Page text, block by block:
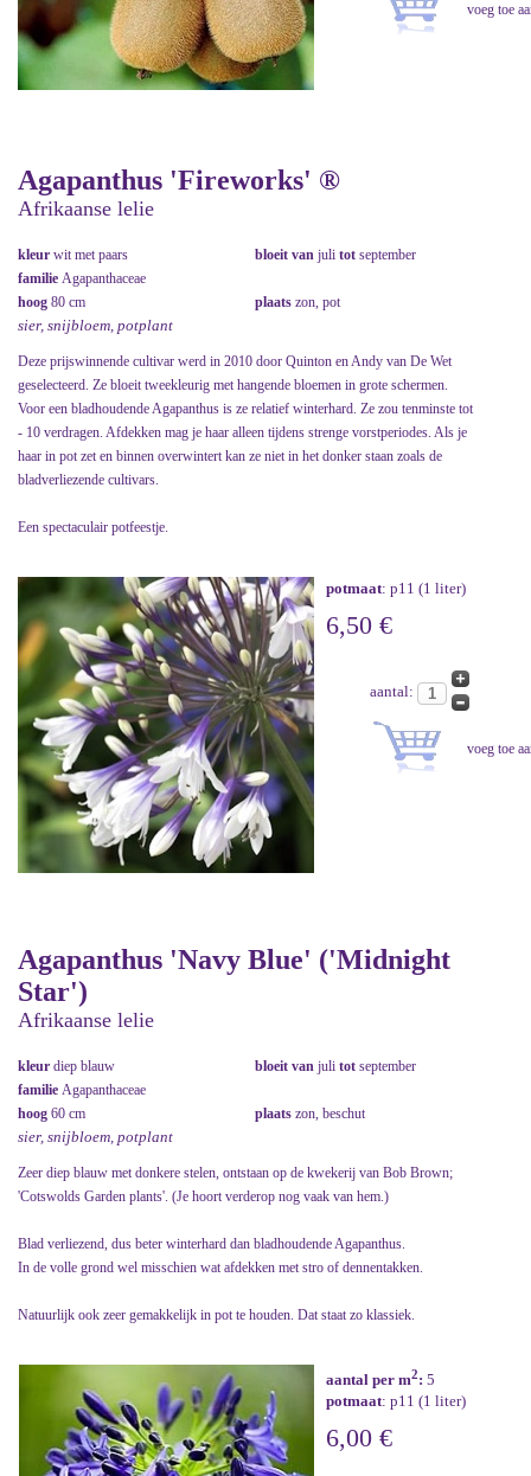
Agapanthus 'Fireworks' ®
Afrikaanse lelie
kleur wit met paars bloeit van juli tot september
familie Agapanthaceae
hoog 80 cm plaats zon, pot
sier, snijbloem, potplant
Deze prijswinnende cultivar werd in 2010 door Quinton en Andy van De Wet
geselecteerd. Ze bloeit tweekleurig met hangende bloemen in grote schermen.
Voor een bladhoudende Agapanthus is ze relatief winterhard. Ze zou tenminste tot
- 10 verdragen. Afdekken mag je haar alleen tijdens strenge vorstperiodes. Als je
haar in pot zet en binnen overwintert kan ze niet in het donker staan zoals de
bladverliezende cultivars.
Een spectaculair potfeestje.
potmaat: p11 (1 liter)
6,50 €
aantal:
Agapanthus 'Navy Blue' ('Midnight
Star')
Afrikaanse lelie
kleur diep blauw bloeit van juli tot september
familie Agapanthaceae
hoog 60 cm plaats zon, beschut
sier, snijbloem, potplant
Zeer diep blauw met donkere stelen, ontstaan op de kwekerij van Bob Brown;
'Cotswolds Garden plants'. (Je hoort verderop nog vaak van hem.)
Blad verliezend, dus beter winterhard dan bladhoudende Agapanthus.
In de volle grond wel misschien wat afdekken met stro of dennentakken.
Natuurlijk ook zeer gemakkelijk in pot te houden. Dat staat zo klassiek.
aantal per m2: 5
potmaat: p11 (1 liter)
6,00 €